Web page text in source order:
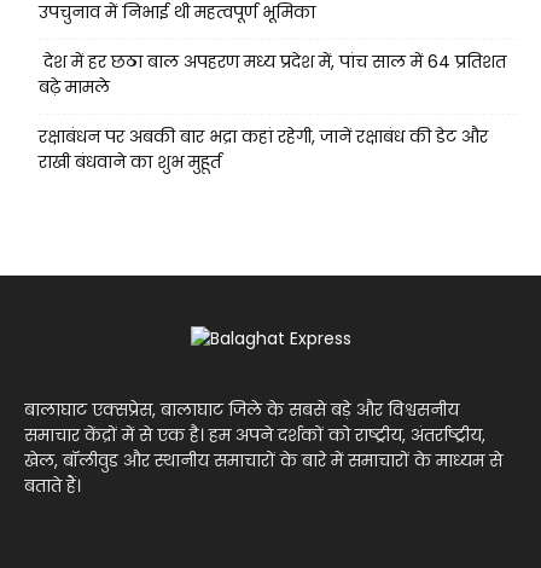
उपचुनाव में निभाई थी महत्वपूर्ण भूमिका
देश में हर छठा बाल अपहरण मध्य प्रदेश में, पांच साल में 64 प्रतिशत
बढ़े मामले
रक्षाबंधन पर अबकी बार भद्रा कहां रहेगी, जानें रक्षाबंध की डेट और
राखी बंधवाने का शुभ मुहूर्त
बालाघाट एक्सप्रेस, बालाघाट जिले के सबसे बड़े और विश्वसनीय
समाचार केंद्रों में से एक है। हम अपने दर्शकों को राष्ट्रीय, अंतर्राष्ट्रीय,
खेल, बॉलीवुड और स्थानीय समाचारों के बारे में समाचारों के माध्यम से
बताते हैं।